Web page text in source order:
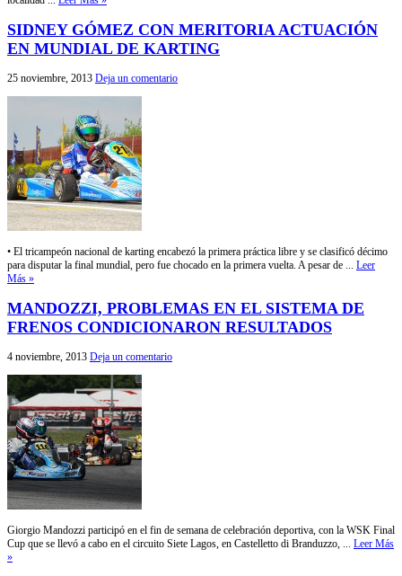
SIDNEY GÓMEZ CON MERITORIA ACTUACIÓN
EN MUNDIAL DE KARTING
25 noviembre, 2013 Deja un comentario
• El tricampeón nacional de karting encabezó la primera práctica libre y se clasificó décimo
para disputar la final mundial, pero fue chocado en la primera vuelta. A pesar de ... Leer
Más »
MANDOZZI, PROBLEMAS EN EL SISTEMA DE
FRENOS CONDICIONARON RESULTADOS
4 noviembre, 2013 Deja un comentario
Giorgio Mandozzi participó en el fin de semana de celebración deportiva, con la WSK Final
Cup que se llevó a cabo en el circuito Siete Lagos, en Castelletto di Branduzzo, ... Leer Más
»